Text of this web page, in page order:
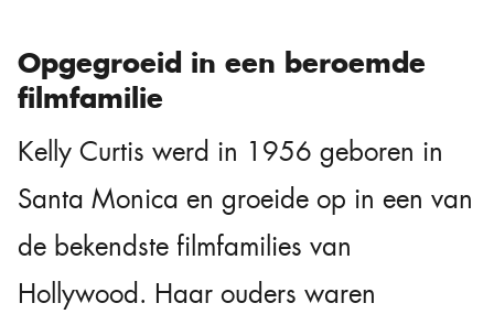
Opgegroeid in een beroemde
filmfamilie
Kelly Curtis werd in 1956 geboren in
Santa Monica en groeide op in een van
de bekendste filmfamilies van
Hollywood. Haar ouders waren